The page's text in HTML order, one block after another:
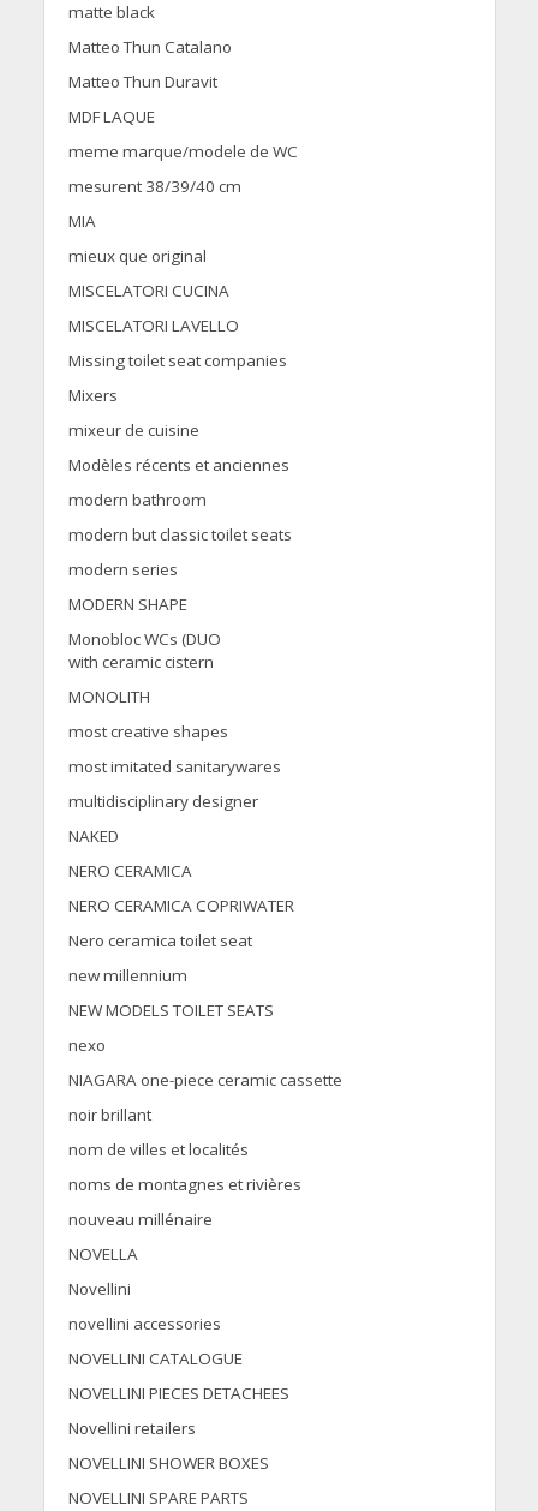
matte black
Matteo Thun Catalano
Matteo Thun Duravit
MDF LAQUE
meme marque/modele de WC
mesurent 38/39/40 cm
MIA
mieux que original
MISCELATORI CUCINA
MISCELATORI LAVELLO
Missing toilet seat companies
Mixers
mixeur de cuisine
Modèles récents et anciennes
modern bathroom
modern but classic toilet seats
modern series
MODERN SHAPE
Monobloc WCs (DUO
with ceramic cistern
MONOLITH
most creative shapes
most imitated sanitarywares
multidisciplinary designer
NAKED
NERO CERAMICA
NERO CERAMICA COPRIWATER
Nero ceramica toilet seat
new millennium
NEW MODELS TOILET SEATS
nexo
NIAGARA one-piece ceramic cassette
noir brillant
nom de villes et localités
noms de montagnes et rivières
nouveau millénaire
NOVELLA
Novellini
novellini accessories
NOVELLINI CATALOGUE
NOVELLINI PIECES DETACHEES
Novellini retailers
NOVELLINI SHOWER BOXES
NOVELLINI SPARE PARTS